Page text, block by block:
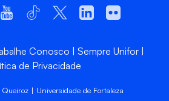
Conosco
Sempre Unifor
de Privacidade
Queiroz | Universidade de Fortaleza